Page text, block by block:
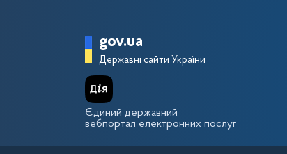
Головна сторінка
gov.ua
Державні сайти України
Єдиний державний
вебпортал електронних послуг